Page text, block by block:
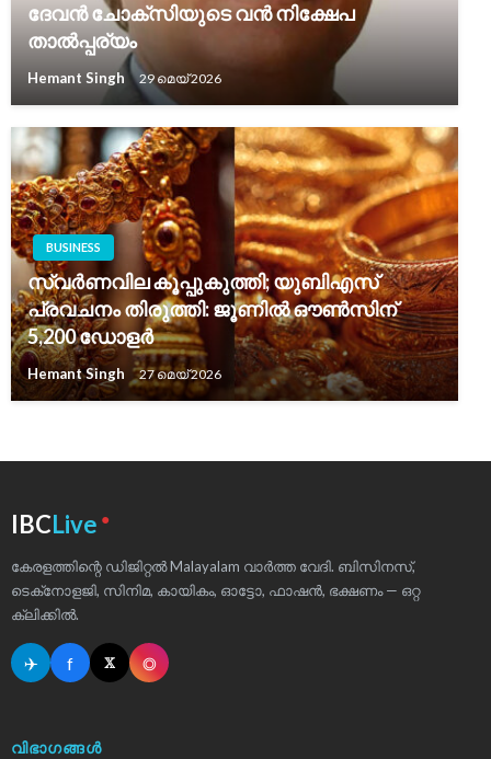
ദേവൻ ചോക്സിയുടെ വൻ നിക്ഷേപ
താൽപ്പര്യം
Hemant Singh 29 മെയ്‌ 2026
BUSINESS
സ്വർണവില കൂപ്പുകുത്തി; യുബിഎസ്
പ്രവചനം തിരുത്തി: ജൂണിൽ ഔൺസിന്
5,200 ഡോളർ
Hemant Singh 27 മെയ്‌ 2026
IBCLive ●
കേരളത്തിന്റെ ഡിജിറ്റൽ Malayalam വാർത്ത വേദി. ബിസിനസ്,
ടെക്‌നോളജി, സിനിമ, കായികം, ഓട്ടോ, ഫാഷൻ, ഭക്ഷണം — ഒറ്റ
ക്ലിക്കിൽ.
✈ f 𝕏 ◎
വിഭാഗങ്ങൾ